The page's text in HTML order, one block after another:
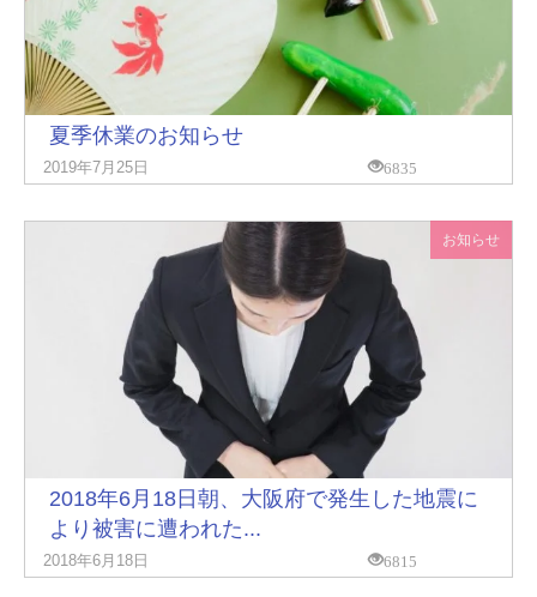
夏季休業のお知らせ
2019年7月25日 6835
お知らせ
2018年6月18日朝、大阪府で発生した地震に
より被害に遭われた...
2018年6月18日 6815